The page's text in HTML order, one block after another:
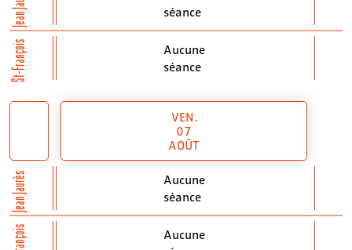
St-François
séance
Aucune
séance
Jean Jaurès
VEN.
07
AOÛT
Aucune
séance
Aucune